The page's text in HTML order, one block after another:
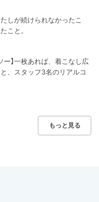
たしが続けられなかったこ
こと。
ー】一枚あれば、着こなし広
、スタッフ3名のリアルコ
もっと見る